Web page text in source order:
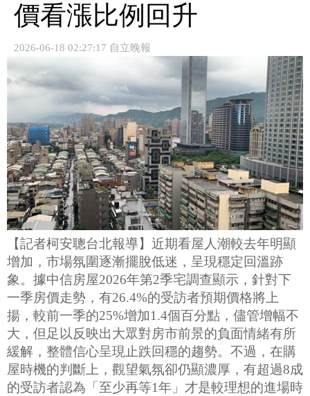
價看漲比例回升
2026-06-18 02:27:17 自立晚報
【記者柯安聰台北報導】近期看屋人潮較去年明顯
增加，市場氛圍逐漸擺脫低迷，呈現穩定回溫跡
象。據中信房屋2026年第2季宅調查顯示，針對下
一季房價走勢，有26.4%的受訪者預期價格將上
揚，較前一季的25%增加1.4個百分點，儘管增幅不
大，但足以反映出大眾對房市前景的負面情緒有所
緩解，整體信心呈現止跌回穩的趨勢。不過，在購
屋時機的判斷上，觀望氣氛卻仍顯濃厚，有超過8成
的受訪者認為「至少再等1年」才是較理想的進場時